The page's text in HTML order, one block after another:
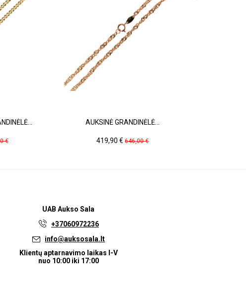
€
AUKSINĖ GRANDINĖLĖ...
Kaina
419,90 € Pradinė
kaina
646,00 €
UABAukso Sala
+37060972236
info@auksosala.lt
Klientų aptarnavimo laikas I-V
nuo 10:00 iki 17:00